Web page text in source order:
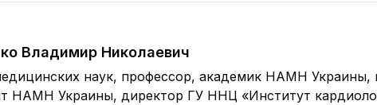
Владимир Николаевич
наук, профессор, академик НАМН Украины,
НАМН Украины, директор ГУ ННЦ «Институт